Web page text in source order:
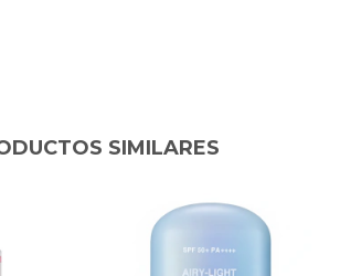
SIMILARES